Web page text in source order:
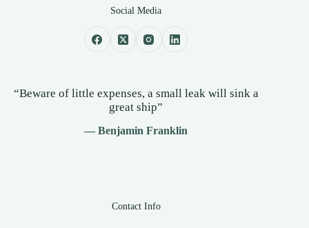
Social Media
“Beware of little expenses, a small leak will sink a
great ship”
— Benjamin Franklin
Contact Info